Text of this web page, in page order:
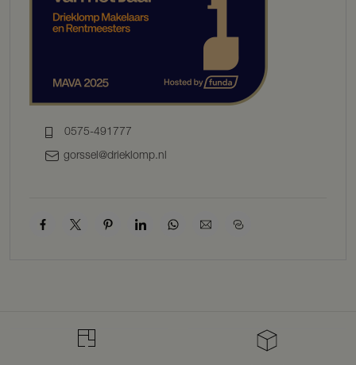
Verwarming: de woonboerderij wordt verwarmd middels een HR-
combiketel met radiatoren.
gedeeltelijke dubbele beglazing, gevel-, vloer- en dakisolatie
Energielabel: C
€ 795.000,- k.k.0575-491777
gorssel@drieklomp.nl